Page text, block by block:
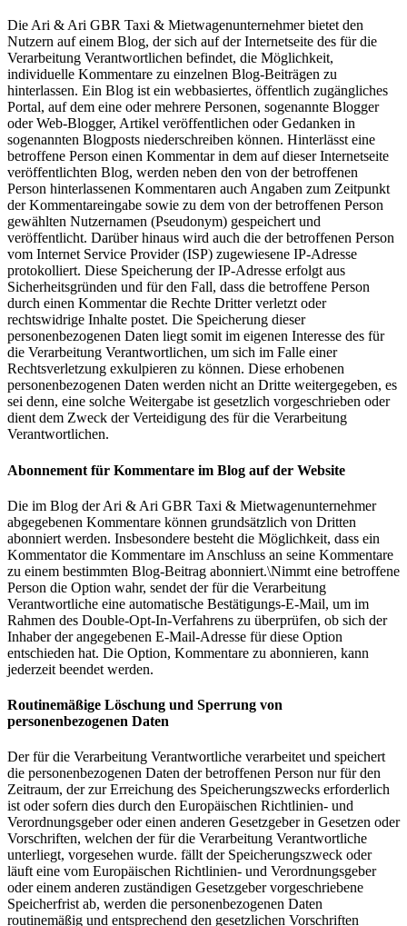
Die Ari & Ari GBR Taxi & Mietwagenunternehmer bietet den
Nutzern auf einem Blog, der sich auf der Internetseite des für die
Verarbeitung Verantwortlichen befindet, die Möglichkeit,
individuelle Kommentare zu einzelnen Blog-Beiträgen zu
hinterlassen. Ein Blog ist ein webbasiertes, öffentlich zugängliches
Portal, auf dem eine oder mehrere Personen, sogenannte Blogger
oder Web-Blogger, Artikel veröffentlichen oder Gedanken in
sogenannten Blogposts niederschreiben können. Hinterlässt eine
betroffene Person einen Kommentar in dem auf dieser Internetseite
veröffentlichten Blog, werden neben den von der betroffenen
Person hinterlassenen Kommentaren auch Angaben zum Zeitpunkt
der Kommentareingabe sowie zu dem von der betroffenen Person
gewählten Nutzernamen (Pseudonym) gespeichert und
veröffentlicht. Darüber hinaus wird auch die der betroffenen Person
vom Internet Service Provider (ISP) zugewiesene IP-Adresse
protokolliert. Diese Speicherung der IP-Adresse erfolgt aus
Sicherheitsgründen und für den Fall, dass die betroffene Person
durch einen Kommentar die Rechte Dritter verletzt oder
rechtswidrige Inhalte postet. Die Speicherung dieser
personenbezogenen Daten liegt somit im eigenen Interesse des für
die Verarbeitung Verantwortlichen, um sich im Falle einer
Rechtsverletzung exkulpieren zu können. Diese erhobenen
personenbezogenen Daten werden nicht an Dritte weitergegeben, es
sei denn, eine solche Weitergabe ist gesetzlich vorgeschrieben oder
dient dem Zweck der Verteidigung des für die Verarbeitung
Verantwortlichen.
Abonnement für Kommentare im Blog auf der Website
Die im Blog der Ari & Ari GBR Taxi & Mietwagenunternehmer
abgegebenen Kommentare können grundsätzlich von Dritten
abonniert werden. Insbesondere besteht die Möglichkeit, dass ein
Kommentator die Kommentare im Anschluss an seine Kommentare
zu einem bestimmten Blog-Beitrag abonniert.\Nimmt eine betroffene
Person die Option wahr, sendet der für die Verarbeitung
Verantwortliche eine automatische Bestätigungs-E-Mail, um im
Rahmen des Double-Opt-In-Verfahrens zu überprüfen, ob sich der
Inhaber der angegebenen E-Mail-Adresse für diese Option
entschieden hat. Die Option, Kommentare zu abonnieren, kann
jederzeit beendet werden.
Routinemäßige Löschung und Sperrung von
personenbezogenen Daten
Der für die Verarbeitung Verantwortliche verarbeitet und speichert
die personenbezogenen Daten der betroffenen Person nur für den
Zeitraum, der zur Erreichung des Speicherungszwecks erforderlich
ist oder sofern dies durch den Europäischen Richtlinien- und
Verordnungsgeber oder einen anderen Gesetzgeber in Gesetzen oder
Vorschriften, welchen der für die Verarbeitung Verantwortliche
unterliegt, vorgesehen wurde. fällt der Speicherungszweck oder
läuft eine vom Europäischen Richtlinien- und Verordnungsgeber
oder einem anderen zuständigen Gesetzgeber vorgeschriebene
Speicherfrist ab, werden die personenbezogenen Daten
routinemäßig und entsprechend den gesetzlichen Vorschriften